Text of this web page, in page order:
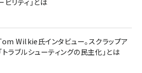
Wilkie氏インタビュー。スクラップア
ラブルシューティングの民主化」とは